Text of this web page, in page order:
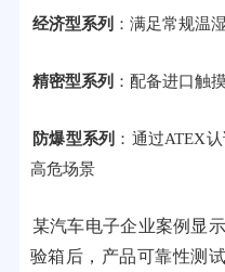
经济型系列 ：满足常规温
精密型系列 ：配备进口触
防爆型系列 ：通过ATEX
高危场景
某汽车电子企业案例显
验箱后，产品可靠性测